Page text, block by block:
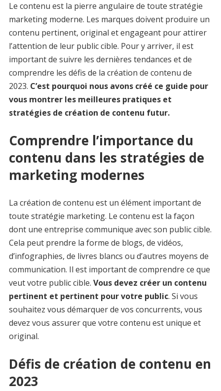
Le contenu est la pierre angulaire de toute stratégie
marketing moderne. Les marques doivent produire un
contenu pertinent, original et engageant pour attirer
l’attention de leur public cible. Pour y arriver, il est
important de suivre les dernières tendances et de
comprendre les défis de la création de contenu de
2023. C’est pourquoi nous avons créé ce guide pour
vous montrer les meilleures pratiques et
stratégies de création de contenu futur.
Comprendre l’importance du
contenu dans les stratégies de
marketing modernes
La création de contenu est un élément important de
toute stratégie marketing. Le contenu est la façon
dont une entreprise communique avec son public cible.
Cela peut prendre la forme de blogs, de vidéos,
d’infographies, de livres blancs ou d’autres moyens de
communication. Il est important de comprendre ce que
veut votre public cible. Vous devez créer un contenu
pertinent et pertinent pour votre public. Si vous
souhaitez vous démarquer de vos concurrents, vous
devez vous assurer que votre contenu est unique et
original.
Défis de création de contenu en
2023